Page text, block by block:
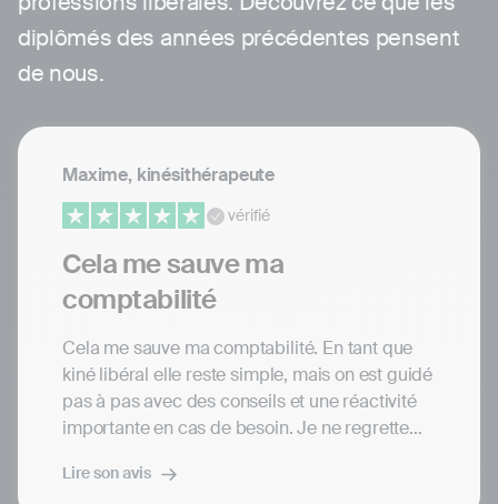
diplômés des années précédentes pensent
de nous.
Maxime, kinésithérapeute
vérifié
Cela me sauve ma
comptabilité
Cela me sauve ma comptabilité. En tant que
kiné libéral elle reste simple, mais on est guidé
pas à pas avec des conseils et une réactivité
importante en cas de besoin. Je ne regrette
pour ne pas me tracasser pour la compta et la
Lire son avis